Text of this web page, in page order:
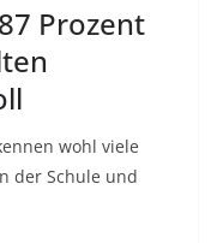
Prozent
wohl viele
der Schule und